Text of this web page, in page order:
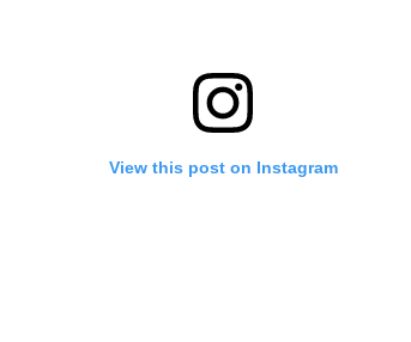
View this post on Instagram